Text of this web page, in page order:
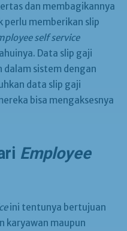
dan membagikannya
perlu memberikan slip
self service
Data slip gaji
dalam sistem dengan
data slip gaji
bisa mengaksesnya
Employee
ini tentunya bertujuan
karyawan maupun